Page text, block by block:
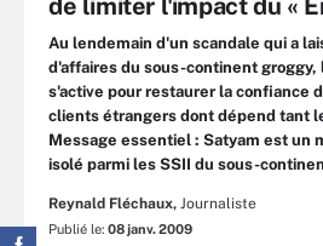
de limiter l'impact du «
Au lendemain d'un scandale qui a
d'affaires du sous-continent groggy,
s'active pour restaurer la confiance
clients étrangers dont dépend tant
Message essentiel : Satyam est un
isolé parmi les SSII du sous-
Reynald Fléchaux, Journaliste
Publié le: 08 janv. 2009